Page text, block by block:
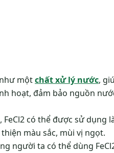
mộtchất xử lý nước,
hoạt, đảm bảo nguồn
có thể được sử dụng
màu sắc, mùi vị ngọt.
người ta có thể dùng